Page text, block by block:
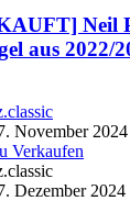
Neil
aus 2022/
November
Verkaufen
Dezember